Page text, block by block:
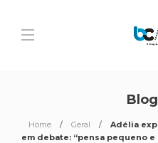
Home Geral
Adélia
em debate: “pensa pequeno